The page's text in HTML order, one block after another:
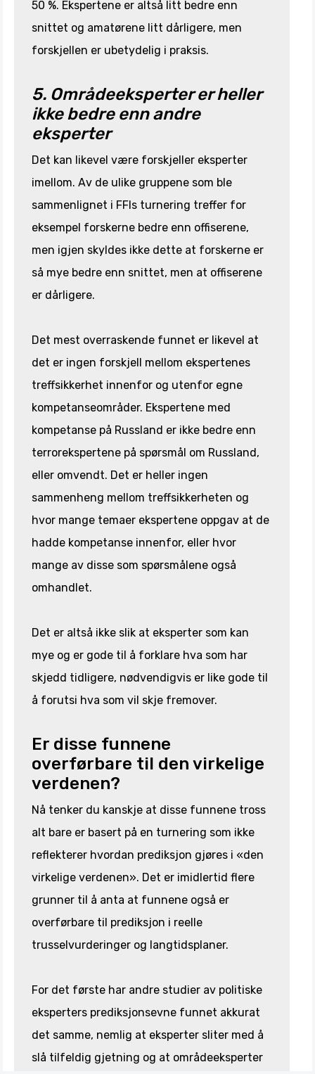
50 %. Ekspertene er altså litt bedre enn
snittet og amatørene litt dårligere, men
forskjellen er ubetydelig i praksis.
5. Områdeeksperter er heller
ikke bedre enn andre
eksperter
Det kan likevel være forskjeller eksperter
imellom. Av de ulike gruppene som ble
sammenlignet i FFIs turnering treffer for
eksempel forskerne bedre enn offiserene,
men igjen skyldes ikke dette at forskerne er
så mye bedre enn snittet, men at offiserene
er dårligere.
Det mest overraskende funnet er likevel at
det er ingen forskjell mellom ekspertenes
treffsikkerhet innenfor og utenfor egne
kompetanseområder. Ekspertene med
kompetanse på Russland er ikke bedre enn
terrorekspertene på spørsmål om Russland,
eller omvendt. Det er heller ingen
sammenheng mellom treffsikkerheten og
hvor mange temaer ekspertene oppgav at de
hadde kompetanse innenfor, eller hvor
mange av disse som spørsmålene også
omhandlet.
Det er altså ikke slik at eksperter som kan
mye og er gode til å forklare hva som har
skjedd tidligere, nødvendigvis er like gode til
å forutsi hva som vil skje fremover.
Er disse funnene
overførbare til den virkelige
verdenen?
Nå tenker du kanskje at disse funnene tross
alt bare er basert på en turnering som ikke
reflekterer hvordan prediksjon gjøres i «den
virkelige verdenen». Det er imidlertid flere
grunner til å anta at funnene også er
overførbare til prediksjon i reelle
trusselvurderinger og langtidsplaner.
For det første har andre studier av politiske
eksperters prediksjonsevne funnet akkurat
det samme, nemlig at eksperter sliter med å
slå tilfeldig gjetning og at områdeeksperter